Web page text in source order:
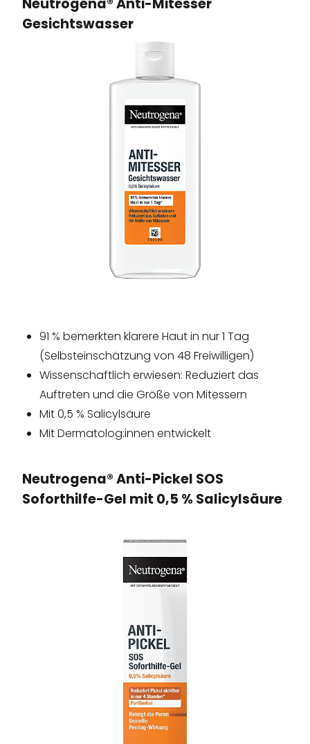
Neutrogena® Anti-Mitesser
Gesichtswasser
91 % bemerkten klarere Haut in nur 1 Tag
(Selbsteinschätzung von 48 Freiwilligen)
Wissenschaftlich erwiesen: Reduziert das
Auftreten und die Größe von Mitessern
Mit 0,5 % Salicylsäure
Mit Dermatolog:innen entwickelt
Neutrogena® Anti-Pickel SOS
Soforthilfe-Gel mit 0,5 % Salicylsäure